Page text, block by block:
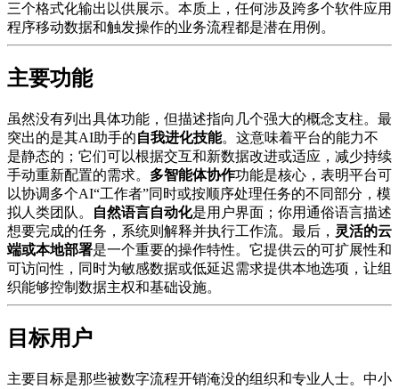
三个格式化输出以供展示。本质上，任何涉及跨多个软件应用
程序移动数据和触发操作的业务流程都是潜在用例。
主要功能
虽然没有列出具体功能，但描述指向几个强大的概念支柱。最
突出的是其AI助手的自我进化技能。这意味着平台的能力不
是静态的；它们可以根据交互和新数据改进或适应，减少持续
手动重新配置的需求。 多智能体协作功能是核心，表明平台可
以协调多个AI“工作者”同时或按顺序处理任务的不同部分，模
拟人类团队。
自然语言自动化是用户界面；你用通俗语言描述
想要完成的任务，系统则解释并执行工作流。最后， 灵活的云
端或本地部署是一个重要的操作特性。它提供云的可扩展性和
可访问性，同时为敏感数据或低延迟需求提供本地选项，让组
织能够控制数据主权和基础设施。
目标用户
主要目标是那些被数字流程开销淹没的组织和专业人士。中小